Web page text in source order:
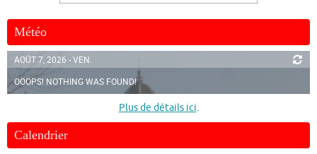
Météo
AOÛT 7, 2026 - VEN.
OOOPS! NOTHING WAS FOUND!
Plus de détails ici.
Calendrier